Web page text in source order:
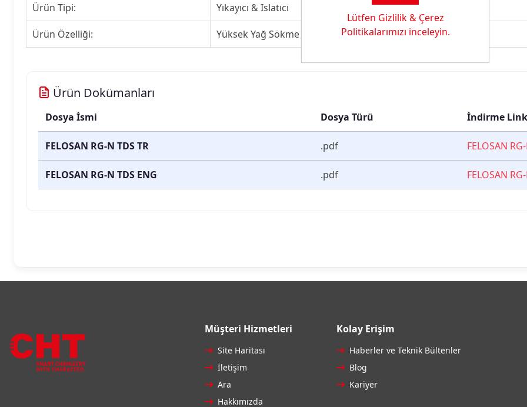
Ürün Tipi: Yıkayıcı & Islatıcı
Ürün Özelliği: Yüksek Yağ Sökme Kapasitesi
Ürün Dokümanları
Dosya İsmi Dosya Türü İndirme
FELOSAN RG-N TDS TR .pdf FELOSAN
FELOSAN RG-N TDS ENG .pdf FELOSAN
Müşteri Hizmetleri
Site Haritası
İletişim
Ara
Hakkımızda
Kolay Erişim
Haberler ve Teknik Bültenler
Blog
Kariyer
Lütfen Gizlilik & Çerez
Politikalarımızı inceleyin.